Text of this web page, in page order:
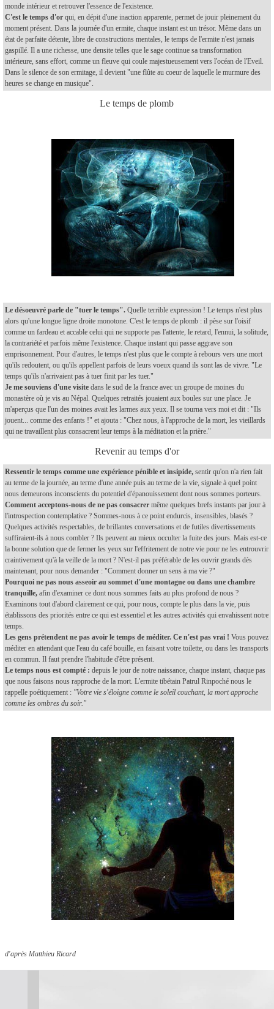
monde intérieur et retrouver l'essence de l'existence.
C'est le temps d'or qui, en dépit d'une inaction apparente, permet de jouir pleinement du
moment présent. Dans la journée d'un ermite, chaque instant est un trésor. Même dans un
état de parfaite détente, libre de constructions mentales, le temps de l'ermite n'est jamais
gaspillé. Il a une richesse, une densite telles que le sage continue sa transformation
intérieure, sans effort, comme un fleuve qui coule majestueusement vers l'océan de l'Eveil.
Dans le silence de son ermitage, il devient "une flûte au coeur de laquelle le murmure des
heures se change en musique".
Le temps de plomb
Le désoeuvré parle de "tuer le temps". Quelle terrible expression ! Le temps n'est plus
alors qu'une longue ligne droite monotone. C'est le temps de plomb : il pèse sur l'oisif
comme un fardeau et accable celui qui ne supporte pas l'attente, le retard, l'ennui, la solitude,
la contrariété et parfois même l'existence. Chaque instant qui passe aggrave son
emprisonnement. Pour d'autres, le temps n'est plus que le compte à rebours vers une mort
qu'ils redoutent, ou qu'ils appellent parfois de leurs voeux quand ils sont las de vivre. "Le
temps qu'ils n'arrivaient pas à tuer finit par les tuer."
Je me souviens d'une visite dans le sud de la france avec un groupe de moines du
monastère où je vis au Népal. Quelques retraités jouaient aux boules sur une place. Je
m'aperçus que l'un des moines avait les larmes aux yeux. Il se tourna vers moi et dit : "Ils
jouent... comme des enfants !" et ajouta : "Chez nous, à l'approche de la mort, les vieillards
qui ne travaillent plus consacrent leur temps à la méditation et la prière."
Revenir au temps d'or
Ressentir le temps comme une expérience pénible et insipide, sentir qu'on n'a rien fait
au terme de la journée, au terme d'une année puis au terme de la vie, signale à quel point
nous demeurons inconscients du potentiel d'épanouissement dont nous sommes porteurs.
Comment acceptons-nous de ne pas consacrer même quelques brefs instants par jour à
l'introspection contemplative ? Sommes-nous à ce point endurcis, insensibles, blasés ?
Quelques activités respectables, de brillantes conversations et de futiles divertissements
suffiraient-ils à nous combler ? Ils peuvent au mieux occulter la fuite des jours. Mais est-ce
la bonne solution que de fermer les yeux sur l'effritement de notre vie pour ne les entrouvrir
craintivement qu'à la veille de la mort ? N'est-il pas préférable de les ouvrir grands dès
maintenant, pour nous demander : "Comment donner un sens à ma vie ?"
Pourquoi ne pas nous asseoir au sommet d'une montagne ou dans une chambre
tranquille, afin d'examiner ce dont nous sommes faits au plus profond de nous ?
Examinons tout d'abord clairement ce qui, pour nous, compte le plus dans la vie, puis
établissons des priorités entre ce qui est essentiel et les autres activités qui envahissent notre
temps.
Les gens prétendent ne pas avoir le temps de méditer. Ce n'est pas vrai ! Vous pouvez
méditer en attendant que l'eau du café bouille, en faisant votre toilette, ou dans les transports
en commun. Il faut prendre l'habitude d'être présent.
Le temps nous est compté : depuis le jour de notre naissance, chaque instant, chaque pas
que nous faisons nous rapproche de la mort. L'ermite tibétain Patrul Rinpoché nous le
rappelle poétiquement : "Votre vie s'éloigne comme le soleil couchant, la mort approche
comme les ombres du soir."
d'après Matthieu Ricard